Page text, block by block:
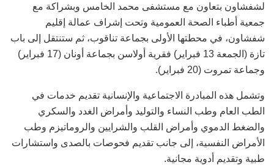
لشفشاون بتعاون مع مستشفى محمد الخامس وبشراكة مع
جمعية أطباء الصحة العمومية وتحت إشراف عمالة إقليم
شفشاون، في محطتها الأولى بجماعة تناقوب، ثم ستنتقل إلى باب
تازة (الجمعة 13 فبراير) فقرية أولاسن بجماعة أونان (17 فبراير)
وجماعة تمروت (20 فبراير).
وتشمل هذه المبادرة الاجتماعية والإنسانية تقديم خدمات في
الطب العام وطب النساء والتوليد وأمراض الغدد والسكري
والضغط الدموي وأمراض القلب والشرايين والروماتيزم وطب
الأمراض النفسية، إلى جانب تقديم فحوصات بالصدى واستشارات
طبية وتقديم أدوية مجانية.